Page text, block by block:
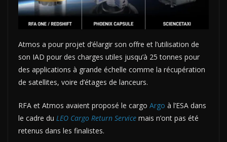
Atmos a pour projet d’élargir son offre et l’utilisation de
son IAD pour des charges utiles jusqu’à 25 tonnes pour
des applications à grande échelle comme la récupération
de satellites, voire d’étages de lanceurs.
RFA et Atmos avaient proposé le cargo Argo à l’ESA dans
le cadre du LEO Cargo Return Service mais n’ont pas été
retenus dans les finalistes.